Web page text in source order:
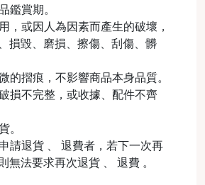
鑑賞期。
，或因人為因素而產生的破壞，
損毀、磨損、擦傷、刮傷、髒
的摺痕，不影響商品本身品質。
損不完整，或收據、配件不齊
。
請退貨 、 退費者，若下一次再
無法要求再次退貨 、 退費 。